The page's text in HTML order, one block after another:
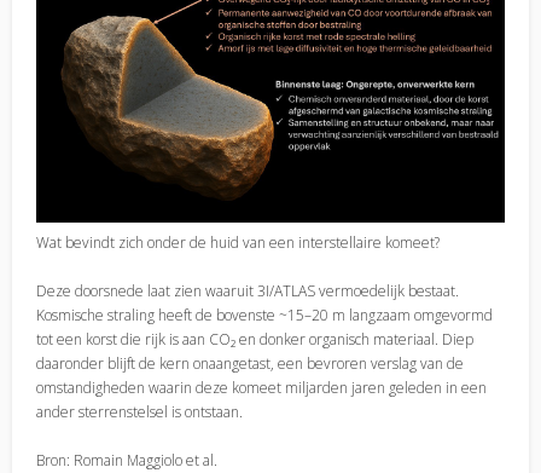
Wat bevindt zich onder de huid van een interstellaire komeet?
Deze doorsnede laat zien waaruit 3I/ATLAS vermoedelijk bestaat.
Kosmische straling heeft de bovenste ~15–20 m langzaam omgevormd
tot een korst die rijk is aan CO₂ en donker organisch materiaal. Diep
daaronder blijft de kern onaangetast, een bevroren verslag van de
omstandigheden waarin deze komeet miljarden jaren geleden in een
ander sterrenstelsel is ontstaan.
Bron: Romain Maggiolo et al.